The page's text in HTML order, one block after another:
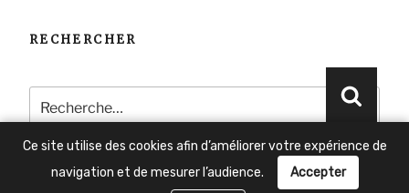
RECHERCHER
pour
:
Ce site utilise des cookies afin d’améliorer votre expérience de
navigation et de mesurer l’audience.
Accepter